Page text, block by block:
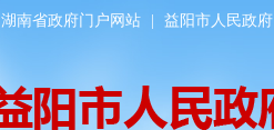
湖南省政府门户网站 益阳市人民政府